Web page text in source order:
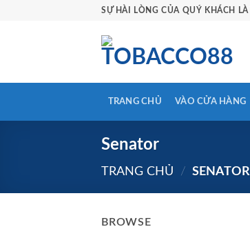
SỰ HÀI LÒNG CỦA QUÝ KHÁCH
TRANG CHỦ VÀO CỬA HÀNG
Senator
TRANG CHỦ / SENATOR
BROWSE